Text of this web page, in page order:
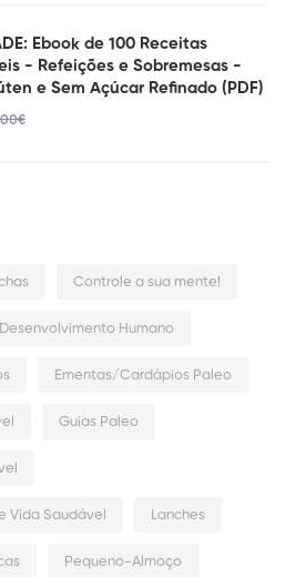
Ebook de 100 Receitas
- Refeições e Sobremesas -
e Sem Açúcar Refinado (PDF)
€
Controle a sua mente!
Desenvolvimento Humano
Ementas/Cardápios Paleo
Guias Paleo
Vida Saudável Lanches
Pequeno-Almoço